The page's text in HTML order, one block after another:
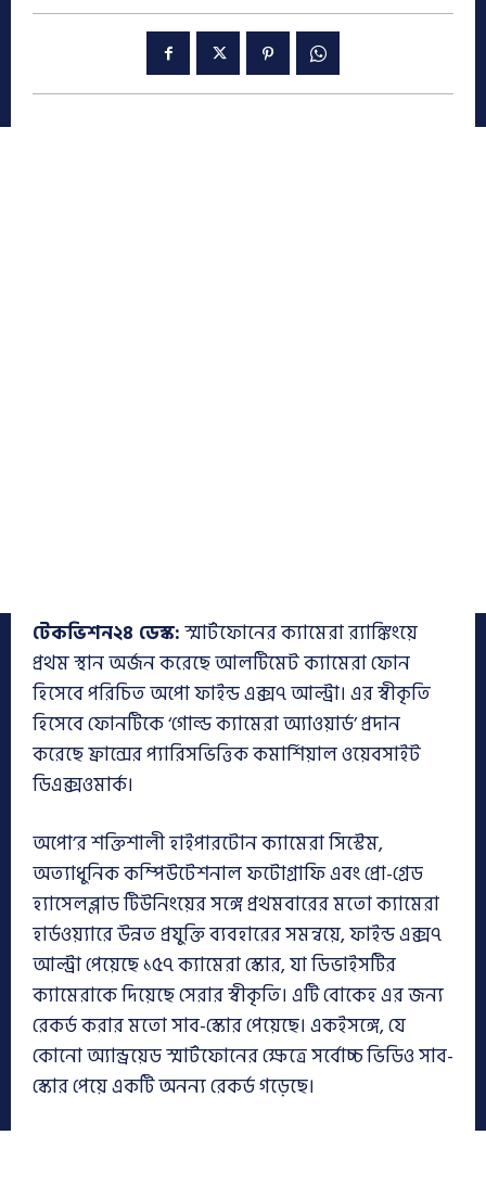
টেকভিশন২৪ ডেস্ক:স্মার্টফোনের ক্যামেরা র‌্যাঙ্কিংয়ে
প্রথম স্থান অর্জন করেছে আলটিমেট ক্যামেরা ফোন
হিসেবে পরিচিত অপো ফাইন্ড এক্স৭ আল্ট্রা। এর স্বীকৃতি
হিসেবে ফোনটিকে ‘গোল্ড ক্যামেরা অ্যাওয়ার্ড’ প্রদান
করেছে ফ্রান্সের প্যারিসভিত্তিক কমার্শিয়াল ওয়েবসাইট
ডিএক্সওমার্ক।
অপো’র শক্তিশালী হাইপারটোন ক্যামেরা সিস্টেম,
অত্যাধুনিক কম্পিউটেশনাল ফটোগ্রাফি এবং প্রো-গ্রেড
হ্যাসেলব্লাড টিউনিংয়ের সঙ্গে প্রথমবারের মতো ক্যামেরা
হার্ডওয়্যারে উন্নত প্রযুক্তি ব্যবহারের সমন্বয়ে, ফাইন্ড এক্স৭
আল্ট্রা পেয়েছে ১৫৭ ক্যামেরা স্কোর, যা ডিভাইসটির
ক্যামেরাকে দিয়েছে সেরার স্বীকৃতি। এটি বোকেহ এর জন্য
রেকর্ড করার মতো সাব-স্কোর পেয়েছে। একইসঙ্গে, যে
কোনো অ্যান্ড্রয়েড স্মার্টফোনের ক্ষেত্রে সর্বোচ্চ ভিডিও সাব-
স্কোর পেয়ে একটি অনন্য রেকর্ড গড়েছে।